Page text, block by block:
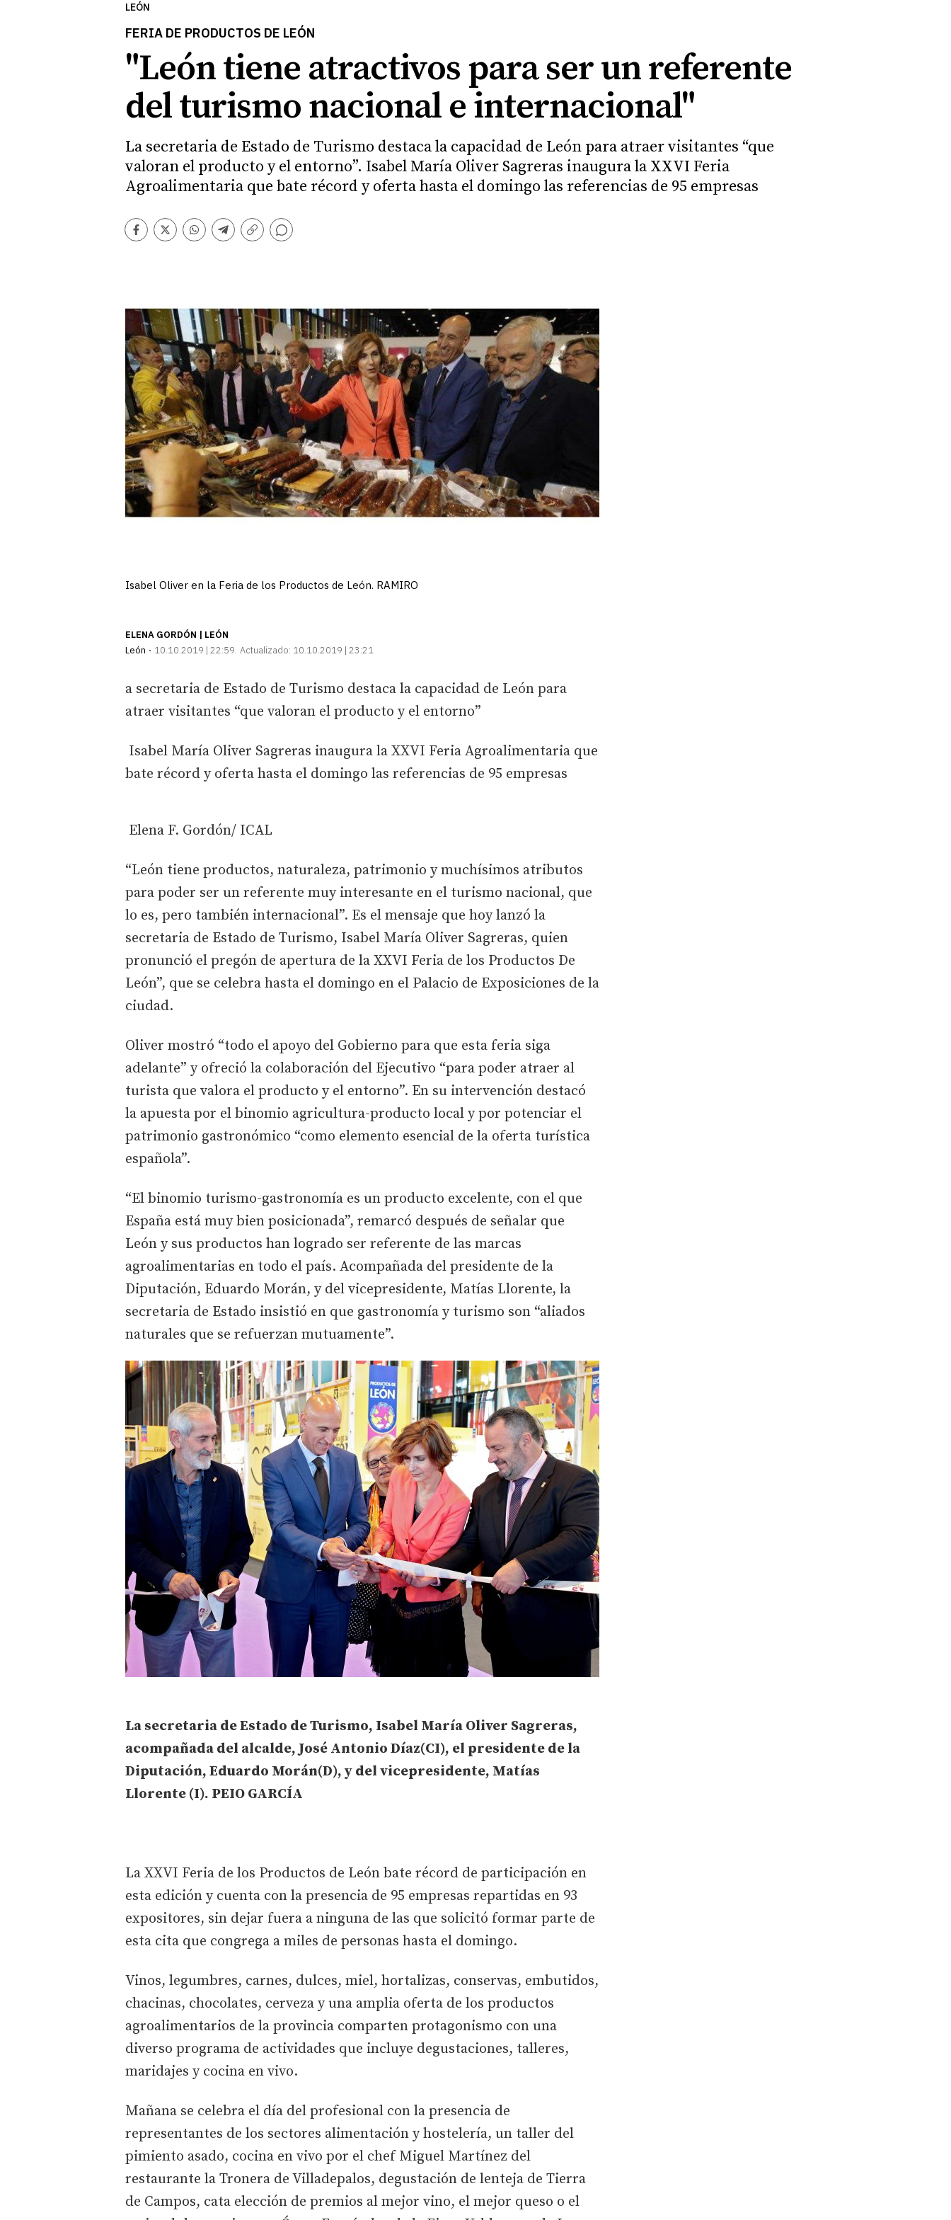
LEÓN
FERIA DE PRODUCTOS DE LEÓN
"León tiene atractivos para ser un referente
del turismo nacional e internacional"
La secretaria de Estado de Turismo destaca la capacidad de León para atraer visitantes “que
valoran el producto y el entorno”. Isabel María Oliver Sagreras inaugura la XXVI Feria
Agroalimentaria que bate récord y oferta hasta el domingo las referencias de 95 empresas
Facebook
TwitterWhatsapp
Telegram
Copiar
Comentarios
Isabel Oliver en la Feria de los Productos de León. RAMIRO
ELENA GORDÓN | LEÓN
León
10.10.2019 | 22:59 Actualizado: 10.10.2019 | 23:21
a secretaria de Estado de Turismo destaca la capacidad de León para
atraer visitantes “que valoran el producto y el entorno”
Isabel María Oliver Sagreras inaugura la XXVI Feria Agroalimentaria que
bate récord y oferta hasta el domingo las referencias de 95 empresas
Elena F. Gordón/ ICAL
“León tiene productos, naturaleza, patrimonio y muchísimos atributos
para poder ser un referente muy interesante en el turismo nacional, que
lo es, pero también internacional”. Es el mensaje que hoy lanzó la
secretaria de Estado de Turismo, Isabel María Oliver Sagreras, quien
pronunció el pregón de apertura de la XXVI Feria de los Productos De
León”, que se celebra hasta el domingo en el Palacio de Exposiciones de la
ciudad.
Oliver mostró “todo el apoyo del Gobierno para que esta feria siga
adelante” y ofreció la colaboración del Ejecutivo “para poder atraer al
turista que valora el producto y el entorno”. En su intervención destacó
la apuesta por el binomio agricultura-producto local y por potenciar el
patrimonio gastronómico “como elemento esencial de la oferta turística
española”.
“El binomio turismo-gastronomía es un producto excelente, con el que
España está muy bien posicionada”, remarcó después de señalar que
León y sus productos han logrado ser referente de las marcas
agroalimentarias en todo el país. Acompañada del presidente de la
Diputación, Eduardo Morán, y del vicepresidente, Matías Llorente, la
secretaria de Estado insistió en que gastronomía y turismo son “aliados
naturales que se refuerzan mutuamente”.
La secretaria de Estado de Turismo, Isabel María Oliver Sagreras,
acompañada del alcalde, José Antonio Díaz(CI), el presidente de la
Diputación, Eduardo Morán(D), y del vicepresidente, Matías
Llorente (I). PEIO GARCÍA
La XXVI Feria de los Productos de León bate récord de participación en
esta edición y cuenta con la presencia de 95 empresas repartidas en 93
expositores, sin dejar fuera a ninguna de las que solicitó formar parte de
esta cita que congrega a miles de personas hasta el domingo.
Vinos, legumbres, carnes, dulces, miel, hortalizas, conservas, embutidos,
chacinas, chocolates, cerveza y una amplia oferta de los productos
agroalimentarios de la provincia comparten protagonismo con una
diverso programa de actividades que incluye degustaciones, talleres,
maridajes y cocina en vivo.
Mañana se celebra el día del profesional con la presencia de
representantes de los sectores alimentación y hostelería, un taller del
pimiento asado, cocina en vivo por el chef Miguel Martínez del
restaurante la Tronera de Villadepalos, degustación de lenteja de Tierra
de Campos, cata elección de premios al mejor vino, el mejor queso o el